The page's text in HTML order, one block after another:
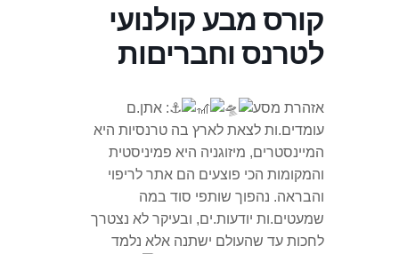
קורס מבע קולנועי
לטרנס וחבריםות
אזהרת מסע
: אתן.ם
עומדים.ות לצאת לארץ בה טרנסיות היא
המיינסטרים, מיזוגניה היא פמיניסטית
והמקומות הכי פוצעים הם אתר לריפוי
והבראה. נהפוך שותפי סוד במה
שמעטים.ות יודעות.ים, ובעיקר לא נצטרך
לחכות עד שהעולם ישתנה אלא נלמד